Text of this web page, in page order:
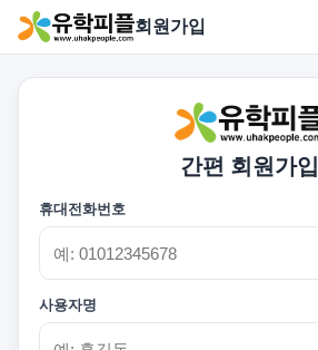
회원가입
간편 회원가입
휴대전화번호
사용자명